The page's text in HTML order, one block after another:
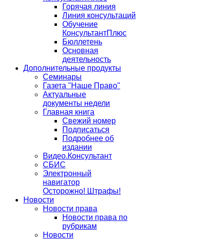
Горячая линия
Линия консультаций
Обучение
КонсультантПлюс
Бюллетень
Основная
деятельность
Дополнительные продукты
Семинары
Газета "Наше Право"
Актуальные
документы недели
Главная книга
Свежий номер
Подписаться
Подробнее об
издании
Видео.Консультант
СБИС
Электронный
навигатор
Осторожно! Штрафы!
Новости
Новости права
Новости права по
рубрикам
Новости